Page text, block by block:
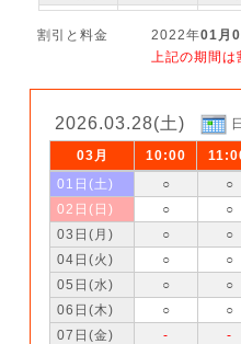
割引と料金 2022年01月
上記の期間は
2026.03.28(土)
03月 10:00
01日(土)
○ ○
02日(日)
○ ○
03日(月)
○ ○
04日(火)
○ ○
05日(水)
○ ○
06日(木)
○ ○
07日(金)
- -